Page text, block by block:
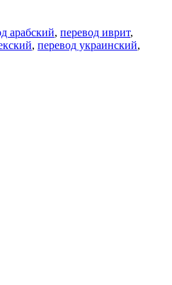
арабский, перевод иврит,
, перевод украинский,